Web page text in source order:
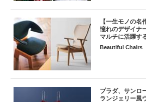
【一生モノの名
憧れのデザイナ
マルチに活躍す
Beautiful Chairs
プラダ、サンロ
ランジェリー風